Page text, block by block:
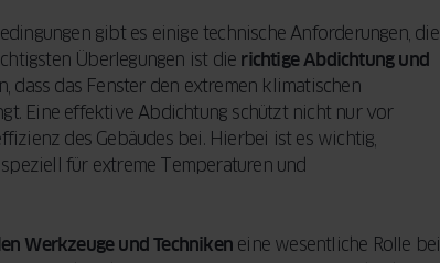
gibt es einige technische Anforderungen, die
Überlegungen ist die richtige Abdichtung und
dass das Fenster den extremen klimatischen
Eine effektive Abdichtung schützt nicht nur vor
des Gebäudes bei. Hierbei ist es wichtig,
für extreme Temperaturen und
Werkzeuge und Techniken eine wesentliche Rolle bei